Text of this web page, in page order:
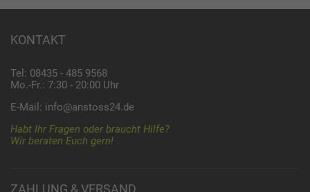
KONTAKT
Tel: 08435 - 485 9568
Mo.-Fr.: 7:30 - 20:00 Uhr
E-Mail: info@anstoss24.de
Habt Ihr Fragen oder braucht Hilfe?
Wir beraten Euch gern!
ZAHLUNG & VERSAND